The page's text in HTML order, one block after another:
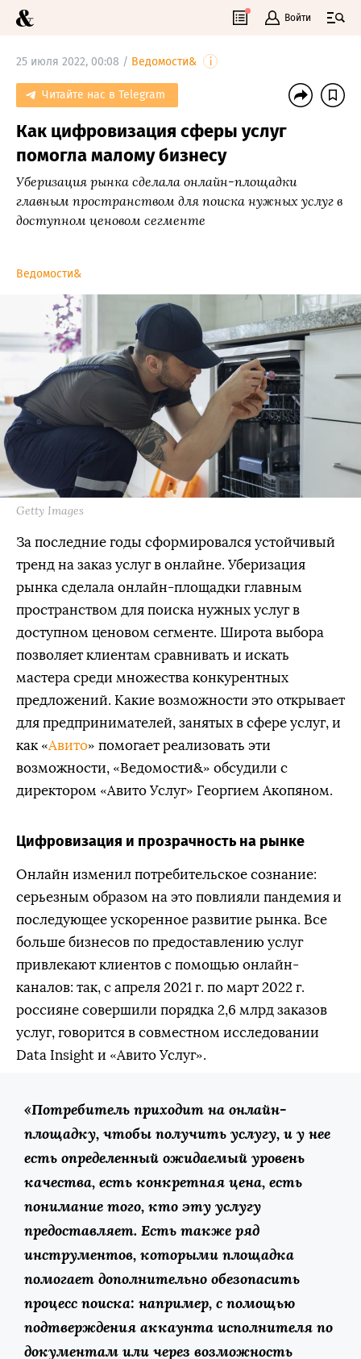
Войти
25 июля 2022, 00:08 / Ведомости& i
Читайте нас в Telegram
Как цифровизация сферы услуг
помогла малому бизнесу
Уберизация рынка сделала онлайн-площадки
главным пространством для поиска нужных услуг в
доступном ценовом сегменте
Ведомости&
Getty Images
За последние годы сформировался устойчивый
тренд на заказ услуг в онлайне. Уберизация
рынка сделала онлайн-площадки главным
пространством для поиска нужных услуг в
доступном ценовом сегменте. Широта выбора
позволяет клиентам сравнивать и искать
мастера среди множества конкурентных
предложений. Какие возможности это открывает
для предпринимателей, занятых в сфере услуг, и
как «Авито» помогает реализовать эти
возможности, «Ведомости&» обсудили с
директором «Авито Услуг» Георгием Акопяном.
Цифровизация и прозрачность на рынке
Онлайн изменил потребительское сознание:
серьезным образом на это повлияли пандемия и
последующее ускоренное развитие рынка. Все
больше бизнесов по предоставлению услуг
привлекают клиентов с помощью онлайн-
каналов: так, с апреля 2021 г. по март 2022 г.
россияне совершили порядка 2,6 млрд заказов
услуг, говорится в совместном исследовании
Data Insight и «Авито Услуг».
«Потребитель приходит на онлайн-
площадку, чтобы получить услугу, и у нее
есть определенный ожидаемый уровень
качества, есть конкретная цена, есть
понимание того, кто эту услугу
предоставляет. Есть также ряд
инструментов, которыми площадка
помогает дополнительно обезопасить
процесс поиска: например, с помощью
подтверждения аккаунта исполнителя по
документам или через возможность